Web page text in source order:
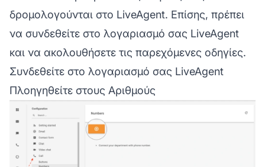
δρομολογούνται στο LiveAgent. Επίσης, πρέπει
να συνδεθείτε στο λογαριασμό σας LiveAgent
και να ακολουθήσετε τις παρεχόμενες οδηγίες.
Συνδεθείτε στο λογαριασμό σας LiveAgent
Πλοηγηθείτε στους Αριθμούς